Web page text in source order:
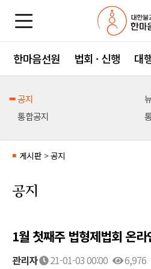
한마음선원 법회 · 신행 대
공지
통합공지
■ 게시판 >공지
공지
1월 첫째주 법형제법회 온라
관리자 21-01-03 00:00 6,976